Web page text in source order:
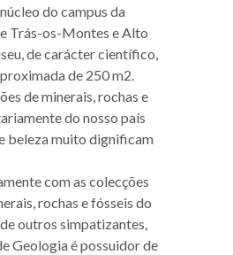
do campus da
Trás-os-Montes e Alto
de carácter científico,
de 250 m2.
de minerais, rochas e
do nosso país
beleza muito dignificam
com as colecções
rochas e fósseis do
outros simpatizantes,
Geologia é possuidor de